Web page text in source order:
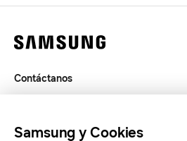
Contáctanos
Samsung y Cookies